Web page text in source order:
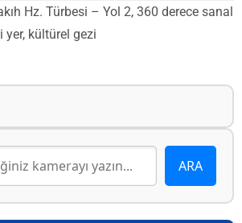
Hz. Türbesi – Yol 2, 360 derece sanal
yer, kültürel gezi